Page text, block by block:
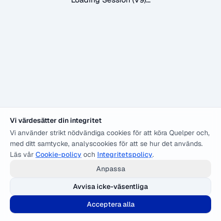
Vi värdesätter din integritet
Vi använder strikt nödvändiga cookies för att köra Quelper och,
med ditt samtycke, analyscookies för att se hur det används.
Läs vår Cookie-policy och Integritetspolicy.
Anpassa
Avvisa icke-väsentliga
Acceptera alla